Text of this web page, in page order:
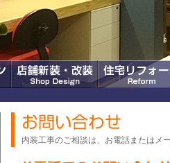
内装工事のご相談は、お電話またはメ